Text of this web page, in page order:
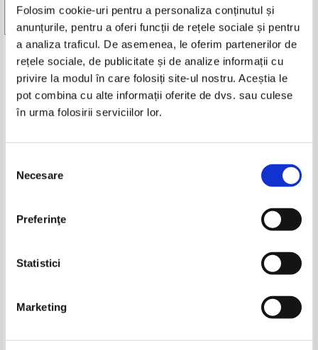
Folosim cookie-uri pentru a personaliza conținutul și
anunțurile, pentru a oferi funcții de rețele sociale și pentru
a analiza traficul. De asemenea, le oferim partenerilor de
rețele sociale, de publicitate și de analize informații cu
privire la modul în care folosiți site-ul nostru. Aceștia le
pot combina cu alte informații oferite de dvs. sau culese
în urma folosirii serviciilor lor.
consimțământului
Necesare
Preferinţe
Statistici
Marketing
-35% -35%
Produse din aceeasi categorie
Book, 5-th Grade
Pret:
Can you miss someone you've
Lei